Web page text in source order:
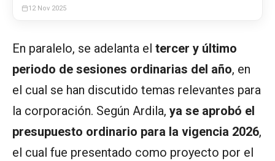
12 Nov 2025
En paralelo, se adelanta el tercer y último
periodo de sesiones ordinarias del año, en
el cual se han discutido temas relevantes para
la corporación. Según Ardila, ya se aprobó el
presupuesto ordinario para la vigencia 2026,
el cual fue presentado como proyecto por el